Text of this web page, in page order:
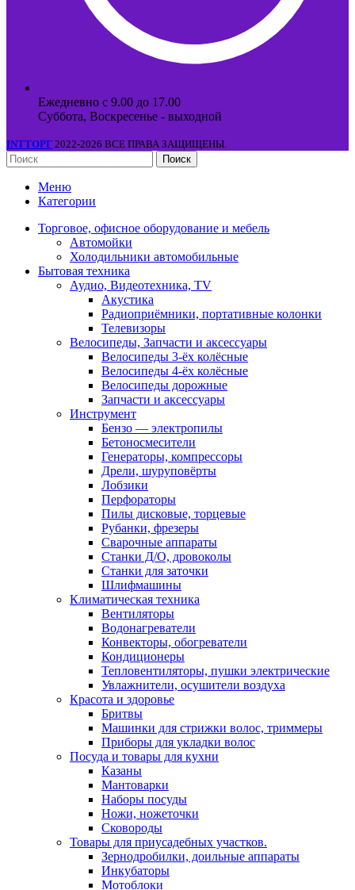
Ежедневно с 9.00 до 17.00
Суббота, Воскресенье - выходной
INTТОРГ 2022-2026 ВСЕ ПРАВА ЗАЩИЩЕНЫ.
Поиск
Меню
Категории
Торговое, офисное оборудование и мебель
Автомойки
Холодильники автомобильные
Бытовая техника
Аудио, Видеотехника, TV
Акустика
Радиоприёмники, портативные колонки
Телевизоры
Велосипеды, Запчасти и аксессуары
Велосипеды 3-ёх колёсные
Велосипеды 4-ёх колёсные
Велосипеды дорожные
Запчасти и аксессуары
Инструмент
Бензо — электропилы
Бетоносмесители
Генераторы, компрессоры
Дрели, шуруповёрты
Лобзики
Перфораторы
Пилы дисковые, торцевые
Рубанки, фрезеры
Сварочные аппараты
Станки Д/О, дровоколы
Станки для заточки
Шлифмашины
Климатическая техника
Вентиляторы
Водонагреватели
Конвекторы, обогреватели
Кондиционеры
Тепловентиляторы, пушки электрические
Увлажнители, осушители воздуха
Красота и здоровье
Бритвы
Машинки для стрижки волос, триммеры
Приборы для укладки волос
Посуда и товары для кухни
Казаны
Мантоварки
Наборы посуды
Ножи, ножеточки
Сковороды
Товары для приусадебных участков.
Зернодробилки, доильные аппараты
Инкубаторы
Мотоблоки